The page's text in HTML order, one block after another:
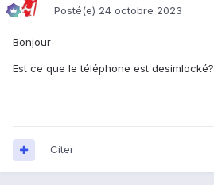
Posté(e) 24 octobre 2023
Bonjour
Est ce que le téléphone est desimlocké?
Citer